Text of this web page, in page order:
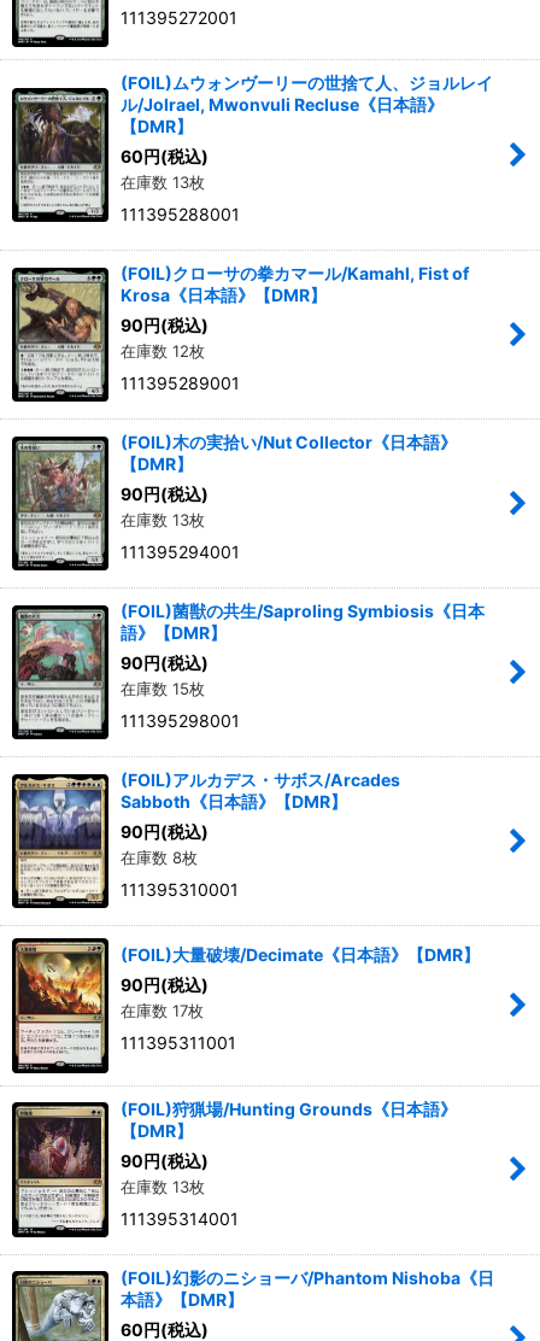
111395272001
(FOIL)ムウォンヴーリーの世捨て人、ジョルレイ
ル/Jolrael, Mwonvuli Recluse《日本語》
【DMR】
60円(税込)
在庫数 13枚
111395288001
(FOIL)クローサの拳カマール/Kamahl, Fist of
Krosa《日本語》【DMR】
90円(税込)
在庫数 12枚
111395289001
(FOIL)木の実拾い/Nut Collector《日本語》
【DMR】
90円(税込)
在庫数 13枚
111395294001
(FOIL)菌獣の共生/Saproling Symbiosis《日本
語》【DMR】
90円(税込)
在庫数 15枚
111395298001
(FOIL)アルカデス・サボス/Arcades
Sabboth《日本語》【DMR】
90円(税込)
在庫数 8枚
111395310001
(FOIL)大量破壊/Decimate《日本語》【DMR】
90円(税込)
在庫数 17枚
111395311001
(FOIL)狩猟場/Hunting Grounds《日本語》
【DMR】
90円(税込)
在庫数 13枚
111395314001
(FOIL)幻影のニショーバ/Phantom Nishoba《日
本語》【DMR】
60円(税込)